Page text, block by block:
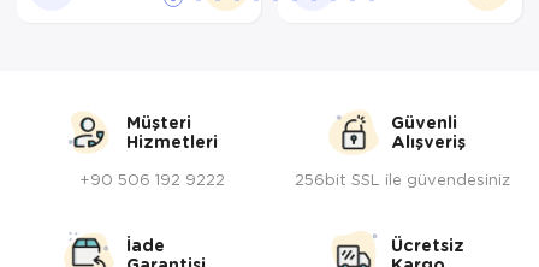
Müşteri
Hizmetleri
+90 506 192 9222
Güvenli
Alışveriş
256bit SSL ile güvendesiniz
İade
Ücretsiz